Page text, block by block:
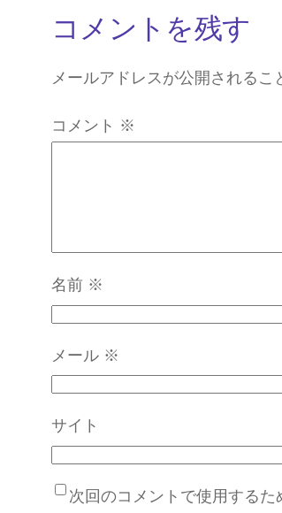
コメントを残す
メールアドレスが公開されるこ
コメント ※
名前 ※
メール ※
サイト
次回のコメントで使用するた